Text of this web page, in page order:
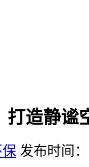
打造静谧
发布时间